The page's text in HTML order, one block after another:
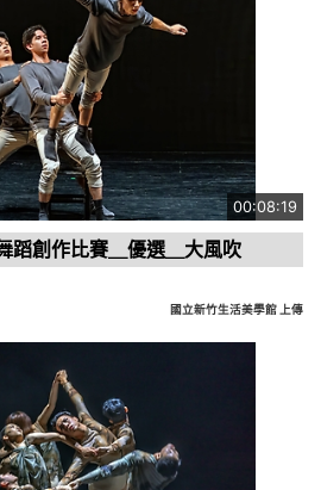
00:08:19
蹈創作比賽＿優選＿大風吹
國立新竹生活美學館 上傳